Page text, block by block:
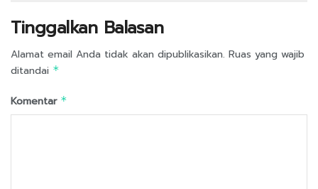
Tinggalkan Balasan
Alamat email Anda tidak akan dipublikasikan. Ruas yang wajib
ditandai *
Komentar *